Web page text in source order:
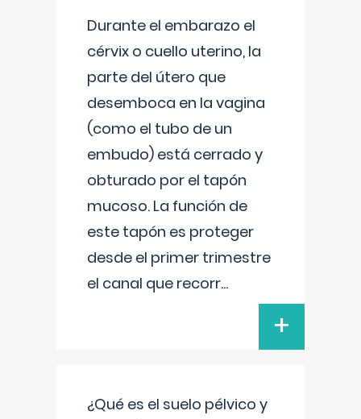
Durante el embarazo el
cérvix o cuello uterino, la
parte del útero que
desemboca en la vagina
(como el tubo de un
embudo) está cerrado y
obturado por el tapón
mucoso. La función de
este tapón es proteger
desde el primer trimestre
el canal que recorr...
+
¿Qué es el suelo pélvico y